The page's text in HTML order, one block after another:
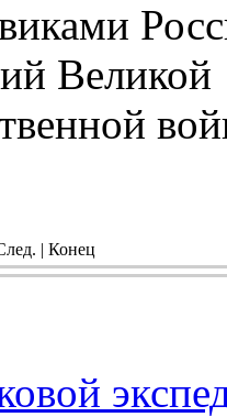
Великой
| Конец